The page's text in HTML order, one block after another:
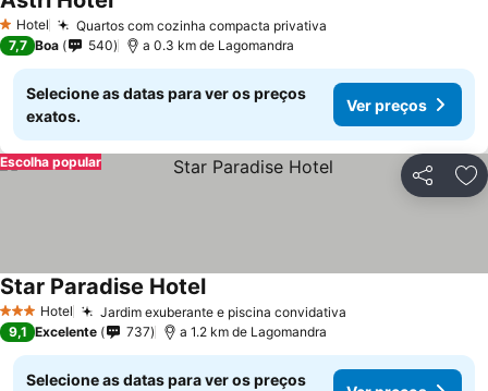
1 Estrelas
Hotel Quartos com cozinha compacta privativa
7,7 Boa 540 a 0.3 km de Lagomandra
Selecione as datas para ver os preços
exatos.
Ver preços
Partilhar
Escolha popular
3 EstrelasHotel Jardim exuberante e piscina convidativa
Star Paradise Hotel
9,1 Excelente 737 a 1.2 km de Lagomandra
Selecione as datas para ver os preços